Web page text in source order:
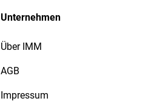
Unternehmen
Über IMM
AGB
Impressum